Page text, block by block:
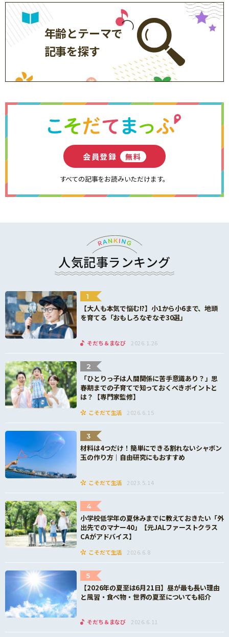
年齢とテーマで
記事を探す
会員登録 無料
すべての記事をお読みいただけます。
人気記事ランキング
1
【大人も本気で悩む!?】小1から小6まで、地頭
を育てる「おもしろなぞなぞ30選」
そだち＆まなび 2026.1.26
2
「ひとりっ子は人間関係に苦手意識あり？」思
春期までの子育てで知っておくべきポイントと
は？【専門家監修】
こそだて生活 2026.6.15
3
材料は4つだけ！簡単にできる割れないシャボン
玉の作り方｜自由研究にもおすすめ
こそだて生活 2023.5.14
4
小学校低学年の夏休みまでに教えておきたい「外
出先でのマナー40」【元JALファーストクラス
CAがアドバイス】
こそだて生活 2026.6.8
5
【2026年の夏至は6月21日】昼が最も長い理由
と風習・食べ物・世界の夏至についても紹介
そだち＆まなび 2026.6.11